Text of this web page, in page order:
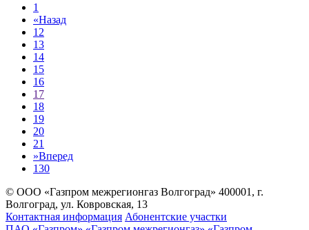
1
«Назад
12
13
14
15
16
17
18
19
20
21
»Вперед
130
© ООО «Газпром межрегионгаз Волгоград» 400001, г.
Волгоград, ул. Ковровская, 13
Контактная информация Абонентские участки